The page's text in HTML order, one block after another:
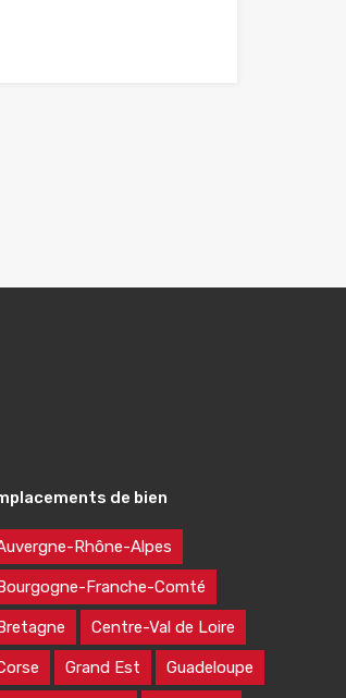
de bien
Rhône-Alpes
Franche-Comté
Centre-Val de Loire
Grand Est Guadeloupe